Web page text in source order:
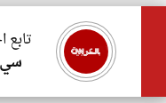
تابع
سي